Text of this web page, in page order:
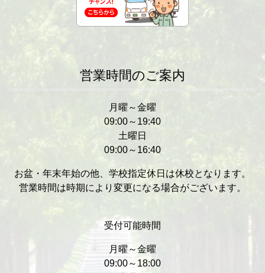
営業時間のご案内
月曜～金曜
09:00～19:40
土曜日
09:00～16:40
お盆・年末年始の他、学校指定休日は休校となります。
営業時間は時期により変更になる場合がございます。
受付可能時間
月曜～金曜
09:00～18:00